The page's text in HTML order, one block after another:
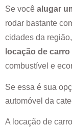
Se você alugar
rodar bastante
cidades da
locação de
combustível e
Se essa é sua
automóvel da
A locação de